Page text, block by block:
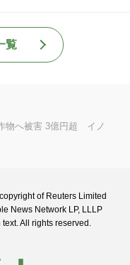
覧
物へ被害 3億円超 イノ
of Reuters Limited
News Network LP, LLLP
All rights reserved.